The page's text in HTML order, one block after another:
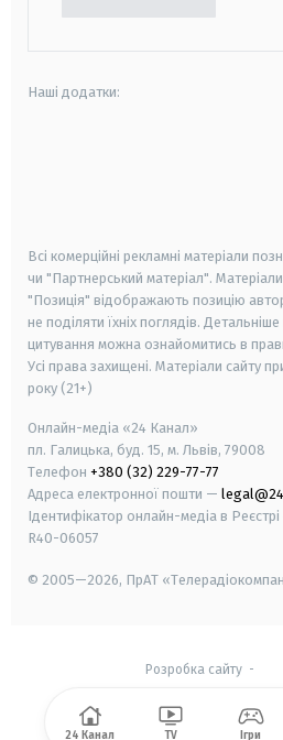
Наші додатки:
Всі комерційні рекламні матеріали
чи "Партнерський матеріал".
"Позиція" відображають позицію
не поділяти їхніх поглядів.
цитування можна ознайомитись в
Усі права захищені. Матеріали сайту
року (21+)
Онлайн-медіа «24 Канал»
пл. Галицька, буд. 15, м. Львів, 79008
Телефон +380 (32) 229-77-77
Адреса електронної пошти —
Ідентифікатор онлайн-медіа в
R40-06057
© 2005—2026, ПрАТ
Розробка сайту-
24 Канал TV Ігри